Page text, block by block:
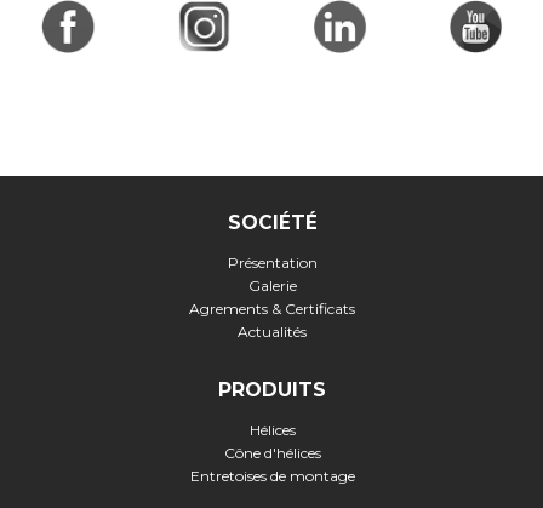
SOCIÉTÉ
Présentation
Galerie
Agrements & Certificats
Actualités
PRODUITS
Hélices
Cône d'hélices
Entretoises de montage